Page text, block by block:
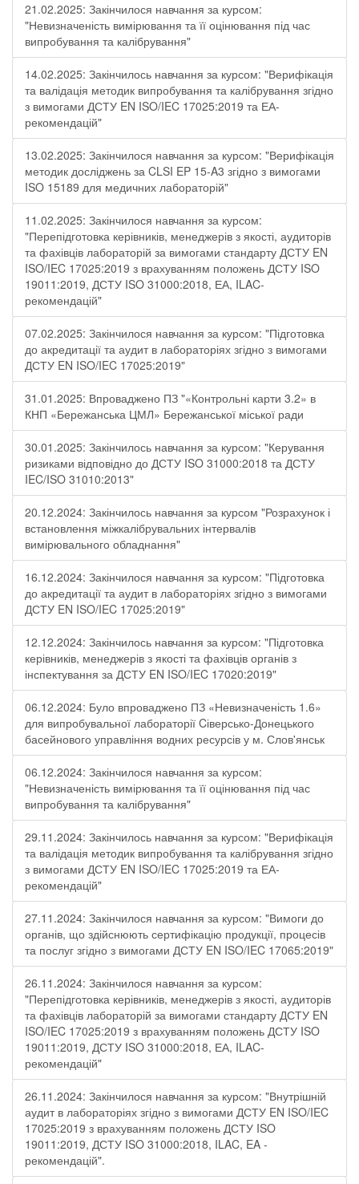
21.02.2025: Закінчилося навчання за курсом:
"Невизначеність вимірювання та її оцінювання під час
випробування та калібрування"
14.02.2025: Закінчилось навчання за курсом: "Верифікація
та валідація методик випробування та калібрування згідно
з вимогами ДСТУ EN ISO/IEC 17025:2019 та ЕА-
рекомендацій"
13.02.2025: Закінчилося навчання за курсом: "Верифікація
методик досліджень за CLSI EP 15-A3 згідно з вимогами
ISO 15189 для медичних лабораторій"
11.02.2025: Закінчилося навчання за курсом:
"Перепідготовка керівників, менеджерів з якості, аудиторів
та фахівців лабораторій за вимогами стандарту ДСТУ EN
ISO/IEC 17025:2019 з врахуванням положень ДСТУ ISO
19011:2019, ДСТУ ISO 31000:2018, ЕА, ILAC-
рекомендацій"
07.02.2025: Закінчилося навчання за курсом: "Підготовка
до акредитації та аудит в лабораторіях згідно з вимогами
ДСТУ EN ISO/IEC 17025:2019"
31.01.2025: Впроваджено ПЗ "«Контрольні карти 3.2» в
КНП «Бережанська ЦМЛ» Бережанської міської ради
30.01.2025: Закінчилось навчання за курсом: "Керування
ризиками відповідно до ДСТУ ISO 31000:2018 та ДСТУ
IEC/ISO 31010:2013"
20.12.2024: Закінчилось навчання за курсом "Розрахунок і
встановлення міжкалібрувальних інтервалів
вимірювального обладнання"
16.12.2024: Закінчилося навчання за курсом: "Підготовка
до акредитації та аудит в лабораторіях згідно з вимогами
ДСТУ EN ISO/IEC 17025:2019"
12.12.2024: Закінчилось навчання за курсом: "Підготовка
керівників, менеджерів з якості та фахівців органів з
інспектування за ДСТУ EN ISO/IEC 17020:2019"
06.12.2024: Було впроваджено ПЗ «Невизначеність 1.6»
для випробувальної лабораторії Cіверсько-Донецького
басейнового управління водних ресурсів у м. Слов'янськ
06.12.2024: Закінчилося навчання за курсом:
"Невизначеність вимірювання та її оцінювання під час
випробування та калібрування"
29.11.2024: Закінчилось навчання за курсом: "Верифікація
та валідація методик випробування та калібрування згідно
з вимогами ДСТУ EN ISO/IEC 17025:2019 та ЕА-
рекомендацій"
27.11.2024: Закінчилося навчання за курсом: "Вимоги до
органів, що здійснюють сертифікацію продукції, процесів
та послуг згідно з вимогами ДСТУ EN ISO/IEC 17065:2019"
26.11.2024: Закінчилося навчання за курсом:
"Перепідготовка керівників, менеджерів з якості, аудиторів
та фахівців лабораторій за вимогами стандарту ДСТУ EN
ISO/IEC 17025:2019 з врахуванням положень ДСТУ ISO
19011:2019, ДСТУ ISO 31000:2018, ЕА, ILAC-
рекомендацій"
26.11.2024: Закінчилося навчання за курсом: "Внутрішній
аудит в лабораторіях згідно з вимогами ДСТУ EN ISO/IEC
17025:2019 з врахуванням положень ДСТУ ISO
19011:2019, ДСТУ ISO 31000:2018, ILAC, EA -
рекомендацій".